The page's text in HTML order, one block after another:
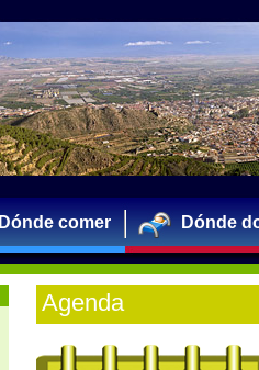
Dónde comer Dónde
Agenda